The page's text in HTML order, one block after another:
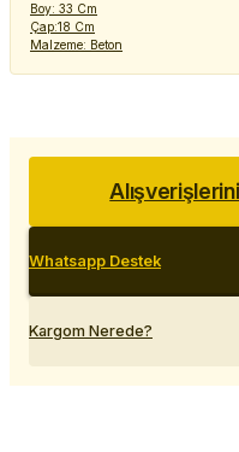
Boy: 33 Cm
Çap:18 Cm
Malzeme: Beton
Whatsapp Destek
Kargom Nerede?